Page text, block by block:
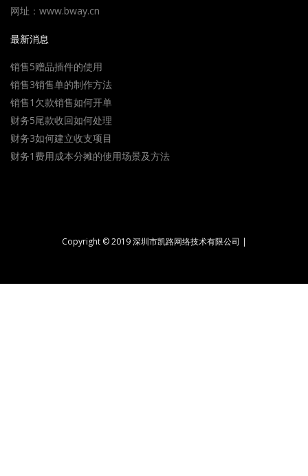
网址：www.bway.cn
最新消息
销售5赠品插件的使用
销售3销售单的制作方法
销售1欠款销售如何开单
财务5尾款收回如何处理
财务3如何建立收支项目
财务1费用成本分摊的使用场景及方法
Copyright © 2019 深圳市凯路网络技术有限公司 |